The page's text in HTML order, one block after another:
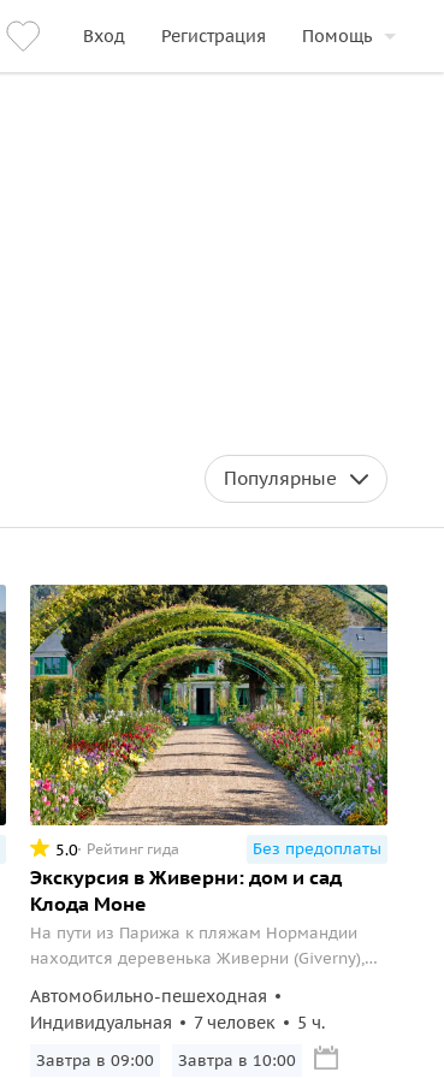
Вход Регистрация Помощь
Популярные
5.0 Рейтинг гида Без предоплаты
Экскурсия в Живерни: дом и сад
Клода Моне
На пути из Парижа к пляжам Нормандии
находится деревенька Живерни (Giverny),
Здесь находится дом известного
художника-импрессиониста, а также его с
сад с прудом, где он писал свои
Автомобильно-пешеходная
Индивидуальная
7 человек 5 ч.
Вс, 9 авг, 09:00 Вс, 9 авг, 10:00